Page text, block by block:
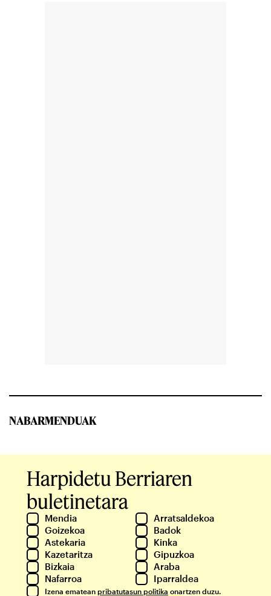
NABARMENDUAK
Harpidetu Berriaren
buletinetara
Mendia
Arratsaldekoa
Goizekoa
Badok
Astekaria
Kinka
Kazetaritza
Gipuzkoa
Bizkaia
Araba
Nafarroa
Iparraldea
Izena ematean pribatutasun politika onartzen duzu.